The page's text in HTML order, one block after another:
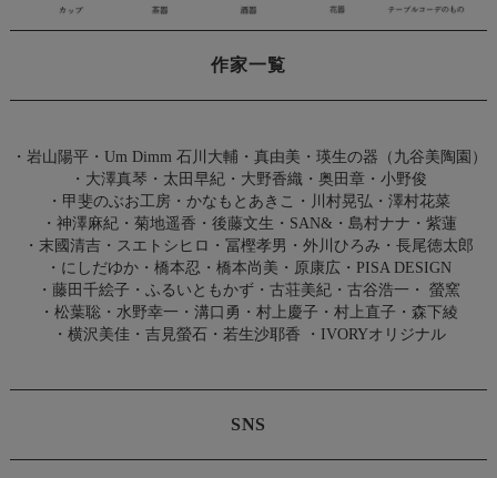
作家一覧
・ 岩山陽平・ Um Dimm 石川大輔・真由美 ・ 瑛生の器（九谷美陶園）
・ 大澤真琴 ・ 太田早紀 ・ 大野香織 ・ 奥田章 ・ 小野俊
・ 甲斐のぶお工房 ・ かなもとあきこ ・ 川村晃弘 ・ 澤村花菜
・ 神澤麻紀・ 菊地遥香 ・ 後藤文生 ・ SAN& ・ 島村ナナ ・ 紫蓮
・ 末國清吉 ・ スエトシヒロ ・ 冨樫孝男 ・ 外川ひろみ ・ 長尾徳太郎
・ にしだゆか ・ 橋本忍 ・ 橋本尚美 ・ 原康広 ・ PISA DESIGN
・ 藤田千絵子 ・ ふるいともかず ・ 古荘美紀 ・ 古谷浩一 ・
螢窯
・ 松葉聡 ・ 水野幸一 ・ 溝口勇 ・ 村上慶子 ・ 村上直子 ・ 森下綾
・ 横沢美佳 ・ 吉見螢石・ 若生沙耶香 ・ IVORYオリジナル
SNS